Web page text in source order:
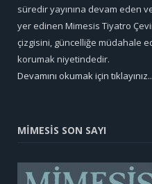
süredir yayınına devam eden
yer edinen Mimesis Tiyatro
çizgisini, güncelliğe müdahale
korumak niyetindedir.
Devamını okumak için
MİMESİS SON SAYI